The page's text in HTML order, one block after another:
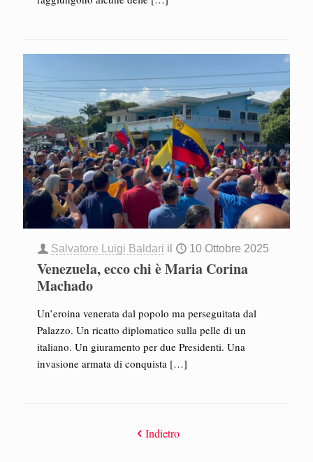
Salvatore Luigi Baldari il 10 Ottobre 2025
Venezuela, ecco chi è Maria Corina
Machado
Un’eroina venerata dal popolo ma perseguitata dal
Palazzo. Un ricatto diplomatico sulla pelle di un
italiano. Un giuramento per due Presidenti. Una
invasione armata di conquista […]
Indietro